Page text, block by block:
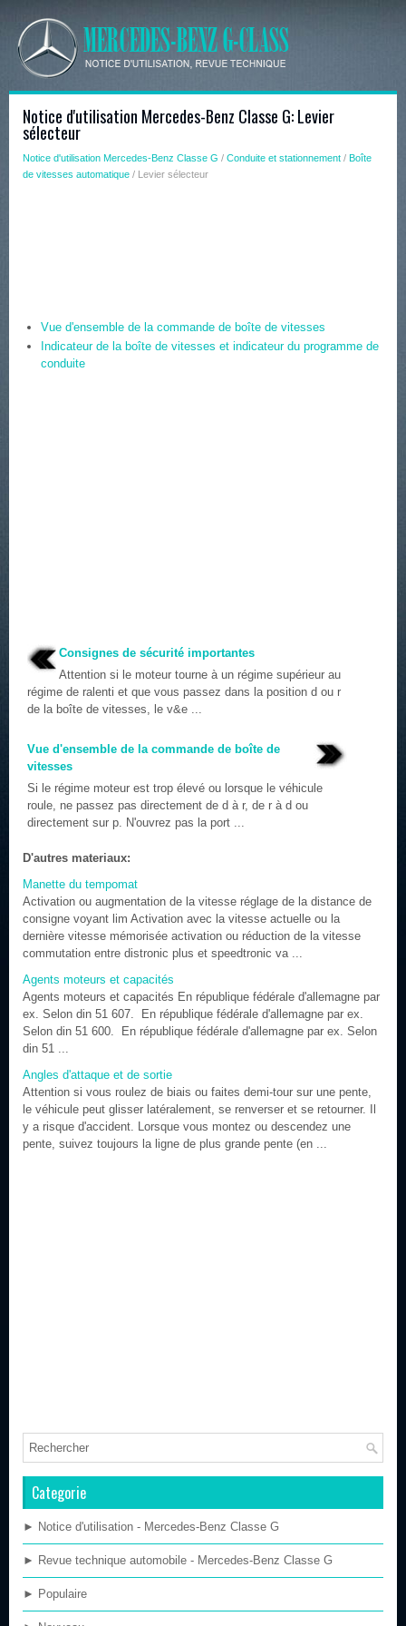
Notice d'utilisation Mercedes-Benz Classe G: Levier
sélecteur
Notice d'utilisation Mercedes-Benz Classe G / Conduite et stationnement / Boîte
de vitesses automatique / Levier sélecteur
Vue d'ensemble de la commande de boîte de vitesses
Indicateur de la boîte de vitesses et indicateur du programme de
conduite
Consignes de sécurité importantes
Attention si le moteur tourne à un régime supérieur au
régime de ralenti et que vous passez dans la position d ou r
de la boîte de vitesses, le v&e ...
Vue d'ensemble de la commande de boîte de
vitesses
Si le régime moteur est trop élevé ou lorsque le véhicule
roule, ne passez pas directement de d à r, de r à d ou
directement sur p. N'ouvrez pas la port ...
D'autres materiaux:
Manette du tempomat
Activation ou augmentation de la vitesse réglage de la distance de
consigne voyant lim Activation avec la vitesse actuelle ou la
dernière vitesse mémorisée activation ou réduction de la vitesse
commutation entre distronic plus et speedtronic va ...
Agents moteurs et capacités
Agents moteurs et capacités En république fédérale d'allemagne par
ex. Selon din 51 607. En république fédérale d'allemagne par ex.
Selon din 51 600. En république fédérale d'allemagne par ex. Selon
din 51 ...
Angles d'attaque et de sortie
Attention si vous roulez de biais ou faites demi-tour sur une pente,
le véhicule peut glisser latéralement, se renverser et se retourner. Il
y a risque d'accident. Lorsque vous montez ou descendez une
pente, suivez toujours la ligne de plus grande pente (en ...
Categorie
► Notice d'utilisation - Mercedes-Benz Classe G
► Revue technique automobile - Mercedes-Benz Classe G
► Populaire